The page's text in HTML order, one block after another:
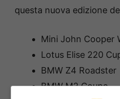
questa nuova edizione
Mini John Cooper
Lotus Elise 220
BMW Z4 Roadster
BMW M2 Coupe